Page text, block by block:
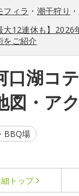
フィラ ・ 潮干狩り ・
大12連休も】
をご紹介
口湖コ
図・ア
BBQ場
トップ